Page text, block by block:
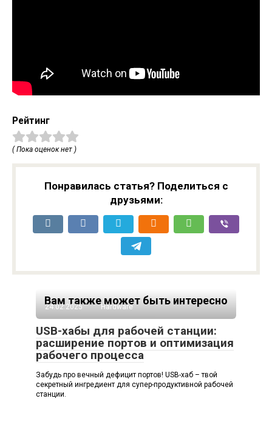
Рейтинг
( Пока оценок нет )
Понравилась статья? Поделиться с
друзьями:
Вам также может быть интересно
24.02.2025 Hardware
USB-хабы для рабочей станции:
расширение портов и оптимизация
рабочего процесса
Забудь про вечный дефицит портов! USB-хаб – твой
секретный ингредиент для супер-продуктивной рабочей
станции.